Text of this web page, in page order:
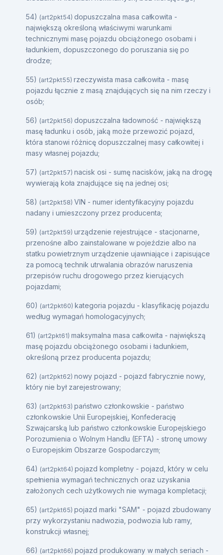
54) (art2pkt54) dopuszczalna masa całkowita -
największą określoną właściwymi warunkami
technicznymi masę pojazdu obciążonego osobami i
ładunkiem, dopuszczonego do poruszania się po
drodze;
55) (art2pkt55) rzeczywista masa całkowita - masę
pojazdu łącznie z masą znajdujących się na nim rzeczy i
osób;
56) (art2pkt56) dopuszczalna ładowność - największą
masę ładunku i osób, jaką może przewozić pojazd,
która stanowi różnicę dopuszczalnej masy całkowitej i
masy własnej pojazdu;
57) (art2pkt57) nacisk osi - sumę nacisków, jaką na drogę
wywierają koła znajdujące się na jednej osi;
58) (art2pkt58) VIN - numer identyfikacyjny pojazdu
nadany i umieszczony przez producenta;
59) (art2pkt59) urządzenie rejestrujące - stacjonarne,
przenośne albo zainstalowane w pojeździe albo na
statku powietrznym urządzenie ujawniające i zapisujące
za pomocą technik utrwalania obrazów naruszenia
przepisów ruchu drogowego przez kierujących
pojazdami;
60) (art2pkt60) kategoria pojazdu - klasyfikację pojazdu
według wymagań homologacyjnych;
61) (art2pkt61) maksymalna masa całkowita - największą
masę pojazdu obciążonego osobami i ładunkiem,
określoną przez producenta pojazdu;
62) (art2pkt62) nowy pojazd - pojazd fabrycznie nowy,
który nie był zarejestrowany;
63) (art2pkt63) państwo członkowskie - państwo
członkowskie Unii Europejskiej, Konfederację
Szwajcarską lub państwo członkowskie Europejskiego
Porozumienia o Wolnym Handlu (EFTA) - stronę umowy
o Europejskim Obszarze Gospodarczym;
64) (art2pkt64) pojazd kompletny - pojazd, który w celu
spełnienia wymagań technicznych oraz uzyskania
założonych cech użytkowych nie wymaga kompletacji;
65) (art2pkt65) pojazd marki "SAM" - pojazd zbudowany
przy wykorzystaniu nadwozia, podwozia lub ramy,
konstrukcji własnej;
66) (art2pkt66) pojazd produkowany w małych seriach -